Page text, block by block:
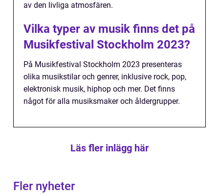
av den livliga atmosfären.
Vilka typer av musik finns det på
Musikfestival Stockholm 2023?
På Musikfestival Stockholm 2023 presenteras
olika musikstilar och genrer, inklusive rock, pop,
elektronisk musik, hiphop och mer. Det finns
något för alla musiksmaker och åldergrupper.
Läs fler inlägg här
Fler nyheter